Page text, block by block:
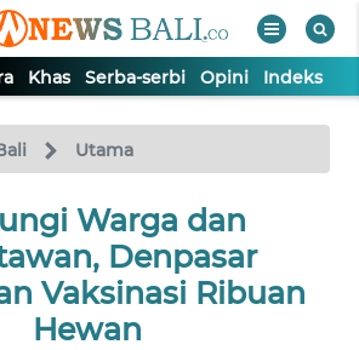
Khas Serba-serbi Opini Indeks
Utama
Warga dan
Denpasar
Vaksinasi Ribuan
Hewan